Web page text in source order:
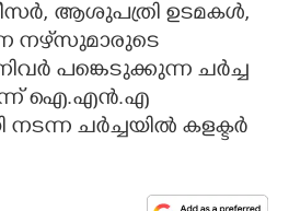
ആശുപത്രി ഉടമകൾ,
നഴ്‌സുമാരുടെ
പങ്കെടുക്കുന്ന ചർച്ച
ഐ.എൻ.എ
നടന്ന ചർച്ചയിൽ കളക്ടർ